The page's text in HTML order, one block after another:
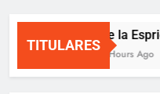
TITULARES
De la
3 Hours Ago